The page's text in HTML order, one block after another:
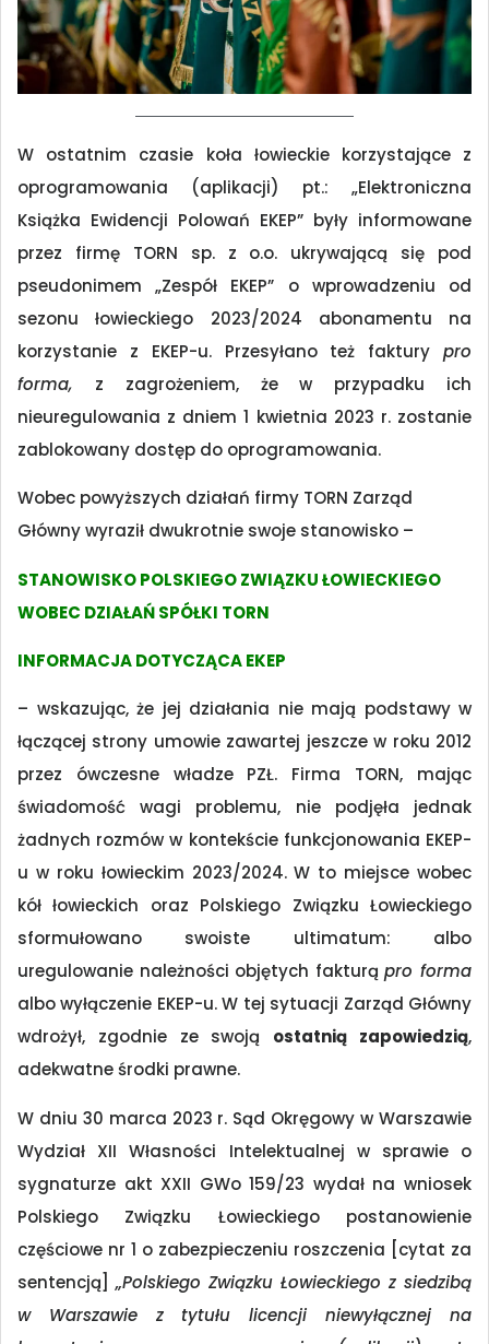
W ostatnim czasie koła łowieckie korzystające z
oprogramowania (aplikacji) pt.: „Elektroniczna
Książka Ewidencji Polowań EKEP” były informowane
przez firmę TORN sp. z o.o. ukrywającą się pod
pseudonimem „Zespół EKEP” o wprowadzeniu od
sezonu łowieckiego 2023/2024 abonamentu na
korzystanie z EKEP-u. Przesyłano też faktury pro
forma, z zagrożeniem, że w przypadku ich
nieuregulowania z dniem 1 kwietnia 2023 r. zostanie
zablokowany dostęp do oprogramowania.
Wobec powyższych działań firmy TORN Zarząd
Główny wyraził dwukrotnie swoje stanowisko –
STANOWISKO POLSKIEGO ZWIĄZKU ŁOWIECKIEGO
WOBEC DZIAŁAŃ SPÓŁKI TORN
INFORMACJA DOTYCZĄCA EKEP
– wskazując, że jej działania nie mają podstawy w
łączącej strony umowie zawartej jeszcze w roku 2012
przez ówczesne władze PZŁ. Firma TORN, mając
świadomość wagi problemu, nie podjęła jednak
żadnych rozmów w kontekście funkcjonowania EKEP-
u w roku łowieckim 2023/2024. W to miejsce wobec
kół łowieckich oraz Polskiego Związku Łowieckiego
sformułowano swoiste ultimatum: albo
uregulowanie należności objętych fakturąpro forma
albo wyłączenie EKEP-u. W tej sytuacji Zarząd Główny
wdrożył, zgodnie ze swoją ostatnią zapowiedzią,
adekwatne środki prawne.
W dniu 30 marca 2023 r. Sąd Okręgowy w Warszawie
Wydział XII Własności Intelektualnej w sprawie o
sygnaturze akt XXII GWo 159/23 wydał na wniosek
Polskiego Związku Łowieckiego postanowienie
częściowe nr 1 o zabezpieczeniu roszczenia [cytat za
sentencją] „Polskiego Związku Łowieckiego z siedzibą
w Warszawie z tytułulicencji niewyłącznej na